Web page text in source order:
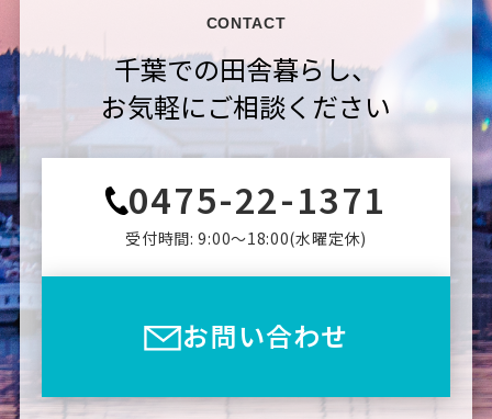
CONTACT
千葉での田舎暮らし、
お気軽にご相談ください
0475-22-1371
受付時間: 9:00〜18:00(⽔曜定休)
お問い合わせ